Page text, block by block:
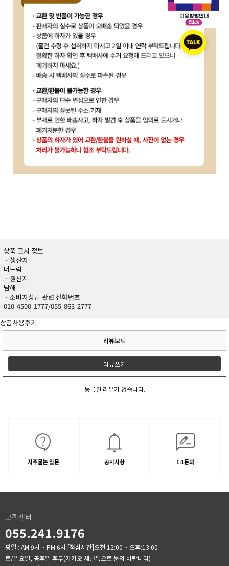
상품 고시 정보
ㆍ생산자
더드림
ㆍ원산지
남해
ㆍ소비자상담 관련 전화번호
010-4500-1777/055-863-2777
상품사용후기
리뷰보드
리뷰쓰기
등록된 리뷰가 없습니다.
자주묻는 질문 공지사항 1:1문의
고객센터
055.241.9176
평일 : AM 9시 ~ PM 6시 [점심시간]오전:12:00 ~ 오후:13:00
토/일요일, 공휴일 휴무(카카오 채널톡으로 문의 바랍니다)